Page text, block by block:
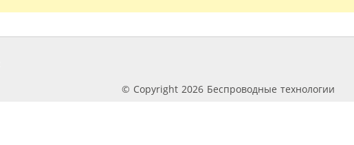
© Copyright 2026 Беспроводные технологии